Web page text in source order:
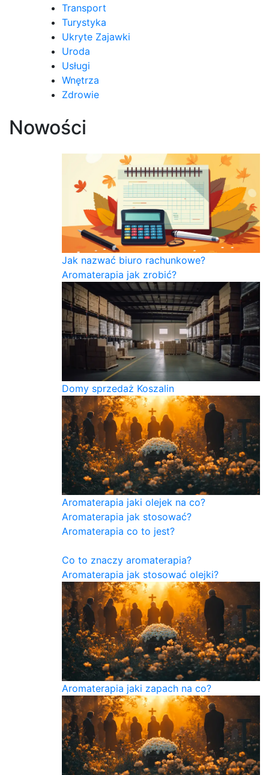
Transport
Turystyka
Ukryte Zajawki
Uroda
Usługi
Wnętrza
Zdrowie
Nowości
Jak nazwać biuro rachunkowe?
Aromaterapia jak zrobić?
Domy sprzedaż Koszalin
Aromaterapia jaki olejek na co?
Aromaterapia jak stosować?
Aromaterapia co to jest?
Co to znaczy aromaterapia?
Aromaterapia jak stosować olejki?
Aromaterapia jaki zapach na co?